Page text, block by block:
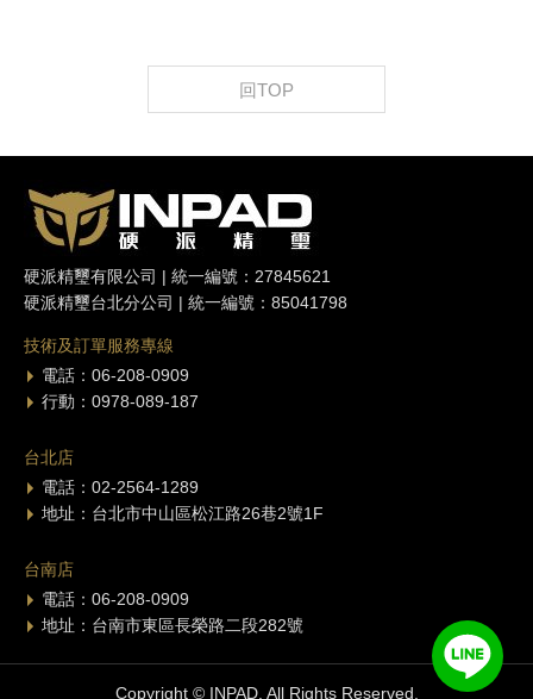
回TOP
硬派精璽有限公司 | 統一編號：27845621
硬派精璽台北分公司 | 統一編號：85041798
技術及訂單服務專線
電話：06-208-0909
行動：0978-089-187
台北店
電話：02-2564-1289
地址：台北市中山區松江路26巷2號1F
台南店
電話：06-208-0909
地址：台南市東區長榮路二段282號
Copyright © INPAD. All Rights Reserved.